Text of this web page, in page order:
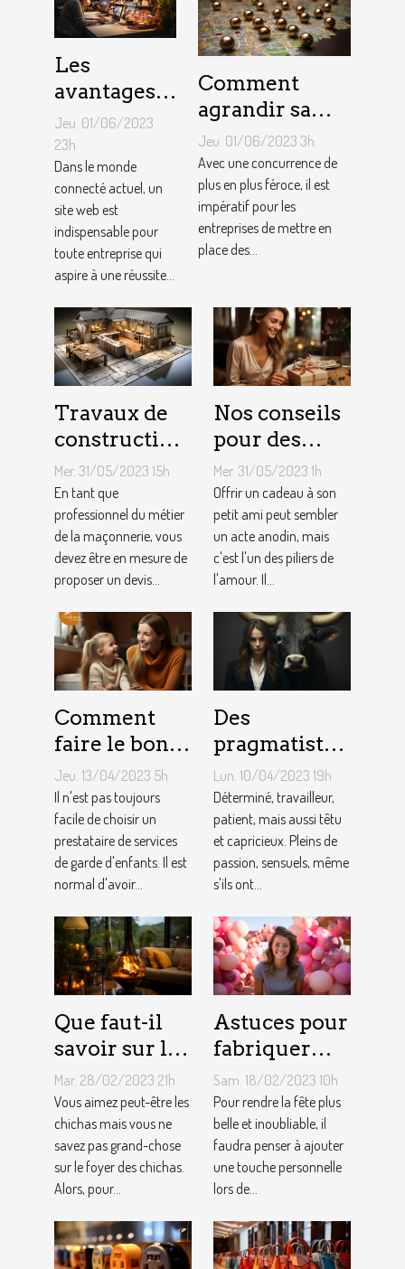
Les
avantages
de faire
appel à un
spécialiste
de
conception
de site web
Jeu. 01/06/2023
23h
Dans le monde
connecté actuel, un
site web est
indispensable pour
toute entreprise qui
aspire à une réussite...
Comment
agrandir sa
notoriété
locale et
fidéliser sa
clientèle grâce
aux outils du
référencement
Jeu. 01/06/2023 3h
Avec une concurrence de
plus en plus féroce, il est
impératif pour les
entreprises de mettre en
place des...
Travaux de
construction
d’une maison
: Comment
établir le
devis avec un
artisan
maçon ?
Mer. 31/05/2023 15h
En tant que
professionnel du métier
de la maçonnerie, vous
devez être en mesure de
proposer un devis...
Nos conseils
pour des
cadeaux
idéaux et
originaux
pour votre
petit ami
Mer. 31/05/2023 1h
Offrir un cadeau à son
petit ami peut sembler
un acte anodin, mais
c'est l'un des piliers de
l'amour. Il...
Comment
faire le bon
choix entre
une crèche et
une
assistante
maternelle ?
Jeu. 13/04/2023 5h
Il n'est pas toujours
facile de choisir un
prestataire de services
de garde d'enfants. Il est
normal d'avoir...
Des
pragmatistes
imaginatifs
et patients :
comment
sont les gens
du Taureau ?
Lun. 10/04/2023 19h
Déterminé, travailleur,
patient, mais aussi têtu
et capricieux. Pleins de
passion, sensuels, même
s'ils ont...
Que faut-il
savoir sur le
foyer chicha
?
Mar. 28/02/2023 21h
Vous aimez peut-être les
chichas mais vous ne
savez pas grand-chose
sur le foyer des chichas.
Alors, pour...
Astuces pour
fabriquer
une arche de
ballons
Sam. 18/02/2023 10h
Pour rendre la fête plus
belle et inoubliable, il
faudra penser à ajouter
une touche personnelle
lors de...